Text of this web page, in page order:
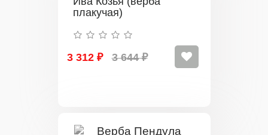
плакучая)
3 312 ₽ 3 644 ₽